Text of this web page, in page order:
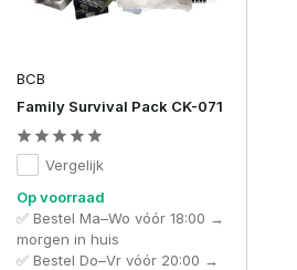
BCB
Family Survival Pack CK-071
Vergelijk
Op voorraad
✅ Bestel Ma–Wo vóór 18:00 →
morgen in huis
✅ Bestel Do–Vr vóór 20:00 →